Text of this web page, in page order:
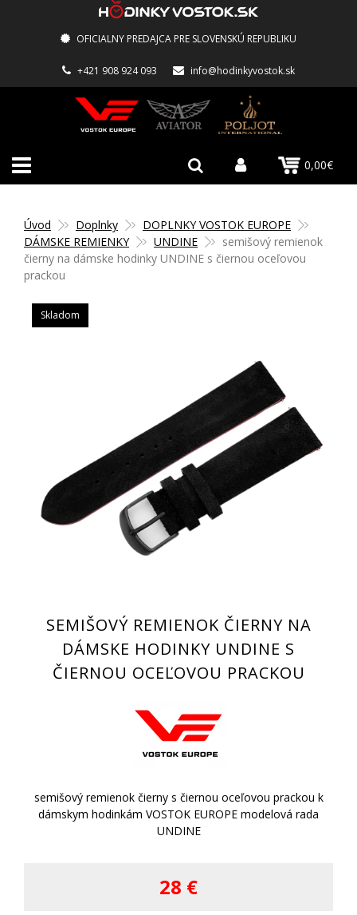
OFICIALNY PREDAJCA PRE SLOVENSKÚ REPUBLIKU
+421 908 924 093 info@hodinkyvostok.sk
0,00€
Úvod Doplnky
DOPLNKY VOSTOK EUROPE
DÁMSKE REMIENKY
UNDINE
semišový remienok
čierny na dámske hodinky UNDINE s čiernou oceľovou
prackou
Skladom
SEMIŠOVÝ REMIENOK ČIERNY NA
DÁMSKE HODINKY UNDINE S
ČIERNOU OCEĽOVOU PRACKOU
semišový remienok čierny s čiernou oceľovou prackou k
dámskym hodinkám VOSTOK EUROPE modelová rada
UNDINE
28 €